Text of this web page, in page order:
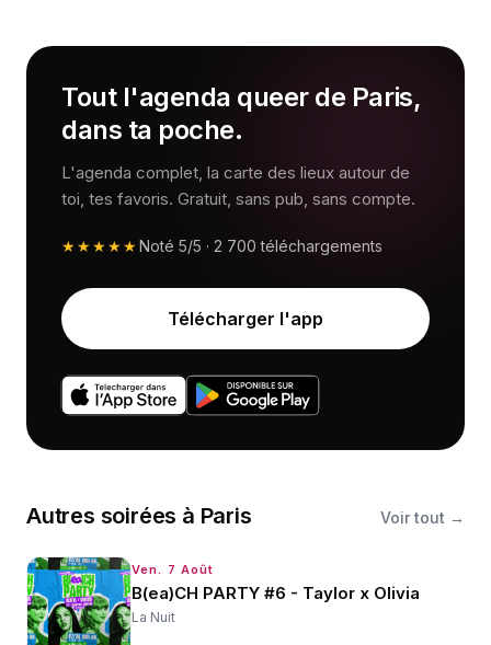
Tout l'agenda queer de Paris,
dans ta poche.
L'agenda complet, la carte des lieux autour de
toi, tes favoris. Gratuit, sans pub, sans compte.
★★★★★Noté 5/5 · 2 700 téléchargements
Télécharger l'app
Autres soirées à Paris Voir tout →
Ven. 7 Août
B(ea)CH PARTY #6 - Taylor x Olivia
La Nuit